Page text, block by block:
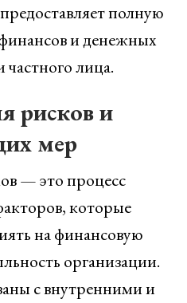
полную
и денежных
лица.
рисков и
мер
— это процесс
которые
на финансовую
организации.
с внутренними и